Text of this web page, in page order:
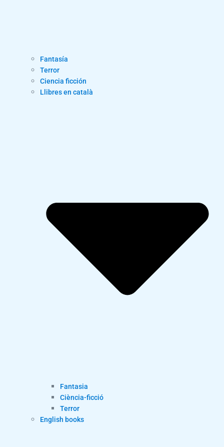
Fantasía
Terror
Ciencia ficción
Llibres en català
Fantasia
Ciència-ficció
Terror
English books